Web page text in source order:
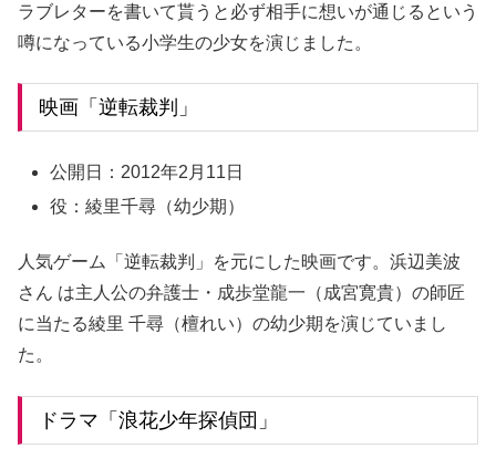
ラブレターを書いて貰うと必ず相手に想いが通じるという
噂になっている小学生の少女を演じました。
映画「逆転裁判」
公開日：2012年2月11日
役：綾里千尋（幼少期）
人気ゲーム「逆転裁判」を元にした映画です。 浜辺美波
さん は主人公の弁護士・成歩堂龍一（成宮寛貴）の師匠
に当たる綾里 千尋（檀れい）の幼少期を演じていまし
た。
ドラマ「浪花少年探偵団」